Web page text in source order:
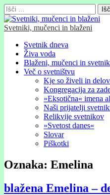
Išči:
Svetniki, mučenci in blaženi
Glavni
meni
Skip
content
Svetnik dneva
Živa voda
Blaženi, mučenci in
Več o svetništvu
Kje so živeli in
Kongregacija za
»Eksotična« imena
Naši prijatelji
Relikvije svetnikov
»Svetost danes«
Slovar
Piškotki
Oznaka: Emelina
blažena Emelina –